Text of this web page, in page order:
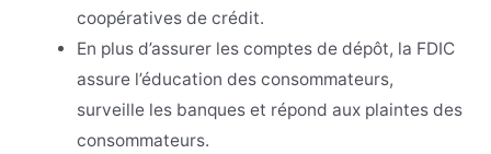
coopératives de crédit.
En plus d’assurer les comptes de dépôt, la FDIC
assure l’éducation des consommateurs,
surveille les banques et répond aux plaintes des
consommateurs.